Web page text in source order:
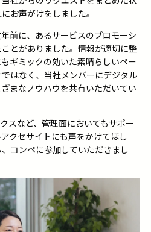
お声がけをしました。
前に、あるサービスのプロモーシ
とがありました。情報が適切に整
ギミックの効いた素晴らしいペー
はなく、当社メンバーにデジタル
まなノウハウを共有いただいてい
スなど、管理面においてもサポー
クセサイトにも声をかけてほし
コンペに参加していただきまし